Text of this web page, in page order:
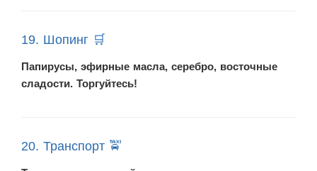
19. Шопинг 🛒
Папирусы, эфирные масла, серебро, восточные
сладости. Торгуйтесь!
20. Транспорт 🚖